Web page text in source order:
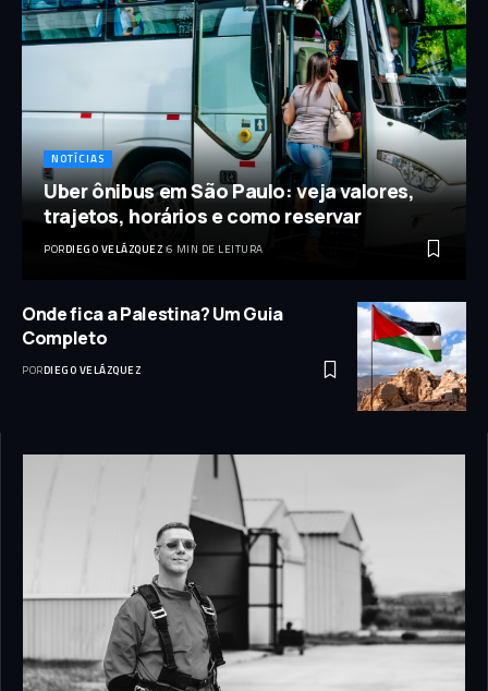
NOTÍCIAS
Uber ônibus em São Paulo: veja valores,
trajetos, horários e como reservar
PORDIEGO VELÁZQUEZ 6 MIN DE LEITURA
Onde fica a Palestina? Um Guia
Completo
PORDIEGO VELÁZQUEZ